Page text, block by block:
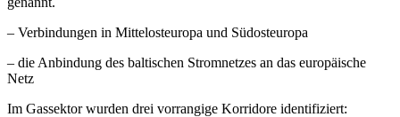
– Verbindungen in Mittelosteuropa und Südosteuropa
– die Anbindung des baltischen Stromnetzes an das europäische
Netz
Im Gassektor wurden drei vorrangige Korridore identifiziert: